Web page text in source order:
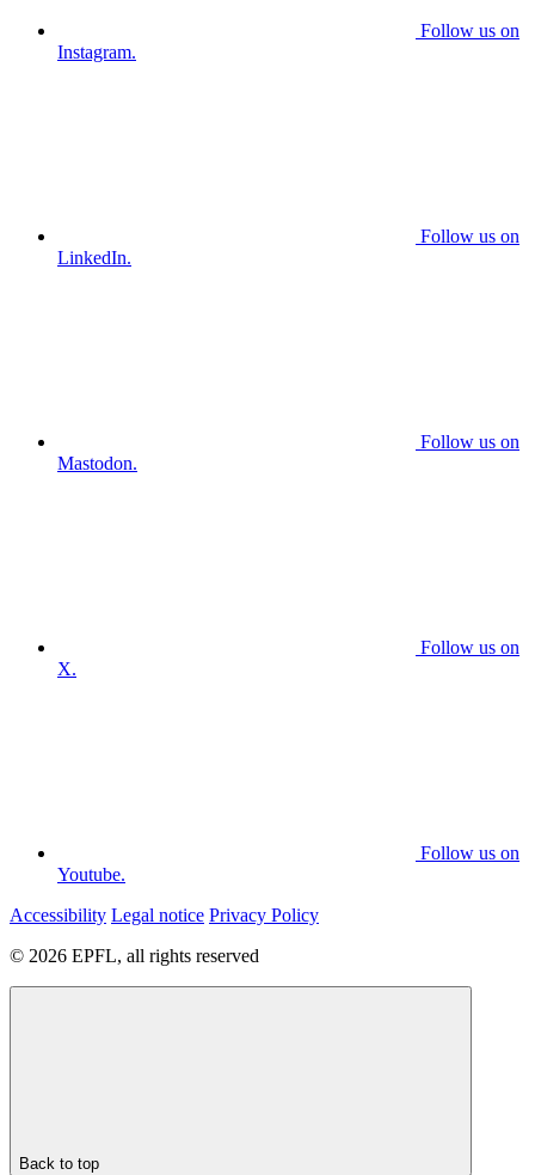
Follow us on
Instagram.
Follow us on
LinkedIn.
Follow us on
Mastodon.
Follow us on
X.
Follow us on
Youtube.
Accessibility Legal notice Privacy Policy
© 2026 EPFL, all rights reserved
Back to top